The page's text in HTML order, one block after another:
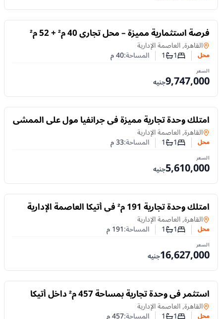
للبيع فرصة استثمارية مميزة – محل تجاري 40 م² + 52 م²
مساحة خارجية في جرانفيا مول
محلفي
القاهرة, العاصمة الإدارية
محل عدد غرف النوم
1عدد الحمامات
1 المساحة:40م
السعر
9,747,000جنيه
للبيع
امتلك وحدة تجارية مميزة في جرانفيا مول على الممشى
السياحي مباشرة بالعاصمة الإدارية
محلفي
القاهرة, العاصمة الإدارية
محل عدد غرف النوم
1عدد الحمامات
1 المساحة:33م
السعر
5,610,000جنيه
للبيع امتلك وحدة تجارية 191 م² في أتيكا العاصمة الإدارية
الجديدة مع خطة سداد مرنة حتى 7 سنوات
محلفي
القاهرة, العاصمة الإدارية
محل عدد غرف النوم
1عدد الحمامات
1 المساحة:191م
السعر
16,627,000جنيه
للبيع استثمر في وحدة تجارية بمساحة 457 م² داخل أتيكا
العاصمة الإدارية الجديدة مع تقسيط حتى 7 سنوات
محلفي
القاهرة, العاصمة الإدارية
محل